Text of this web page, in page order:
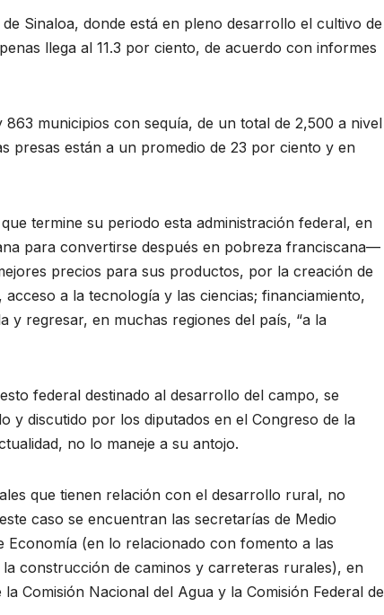
Sinaloa, donde está en pleno desarrollo el cultivo de
llega al 11.3 por ciento, de acuerdo con informes
municipios con sequía, de un total de 2,500 a nivel
presas están a un promedio de 23 por ciento y en
termine su periodo esta administración federal, en
para convertirse después en pobreza franciscana—
precios para sus productos, por la creación de
a la tecnología y las ciencias; financiamiento,
regresar, en muchas regiones del país, “a la
federal destinado al desarrollo del campo, se
y discutido por los diputados en el Congreso de la
no lo maneje a su antojo.
que tienen relación con el desarrollo rural, no
caso se encuentran las secretarías de Medio
(en lo relacionado con fomento a las
construcción de caminos y carreteras rurales), en
Comisión Nacional del Agua y la Comisión Federal de